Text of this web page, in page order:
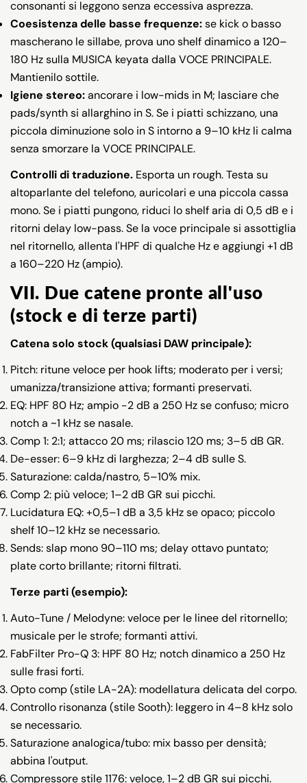
consonanti si leggono senza eccessiva asprezza.
Coesistenza delle basse frequenze:se kick o basso
mascherano le sillabe, prova uno shelf dinamico a 120–
180 Hz sulla MUSICA keyata dalla VOCE PRINCIPALE.
Mantienilo sottile.
Igiene stereo:ancorare i low-mids in M; lasciare che
pads/synth si allarghino in S. Se i piatti schizzano, una
piccola diminuzione solo in S intorno a 9–10 kHz li calma
senza smorzare la VOCE PRINCIPALE.
Controlli di traduzione. Esporta un rough. Testa su
altoparlante del telefono, auricolari e una piccola cassa
mono. Se i piatti pungono, riduci lo shelf aria di 0,5 dB e i
ritorni delay low-pass. Se la voce principale si assottiglia
nel ritornello, allenta l'HPF di qualche Hz e aggiungi +1 dB
a 160–220 Hz (ampio).
VII. Due catene pronte all'uso
(stock e di terze parti)
Catena solo stock (qualsiasi DAW principale):
Pitch: ritune veloce per hook lifts; moderato per i versi;
umanizza/transizione attiva; formanti preservati.
EQ: HPF 80 Hz; ampio −2 dB a 250 Hz se confuso; micro
notch a ~1 kHz se nasale.
Comp 1: 2:1; attacco 20 ms; rilascio 120 ms; 3–5 dB GR.
De-esser: 6–9 kHz di larghezza; 2–4 dB sulle S.
Saturazione: calda/nastro, 5–10% mix.
Comp 2: più veloce; 1–2 dB GR sui picchi.
Lucidatura EQ: +0,5–1 dB a 3,5 kHz se opaco; piccolo
shelf 10–12 kHz se necessario.
Sends: slap mono 90–110 ms; delay ottavo puntato;
plate corto brillante; ritorni filtrati.
Terze parti (esempio):
Auto-Tune / Melodyne: veloce per le linee del ritornello;
musicale per le strofe; formanti attivi.
FabFilter Pro-Q 3: HPF 80 Hz; notch dinamico a 250 Hz
sulle frasi forti.
Opto comp (stile LA-2A): modellatura delicata del corpo.
Controllo risonanza (stile Sooth): leggero in 4–8 kHz solo
se necessario.
Saturazione analogica/tubo: mix basso per densità;
abbina l'output.
Compressore stile 1176: veloce, 1–2 dB GR sui picchi.